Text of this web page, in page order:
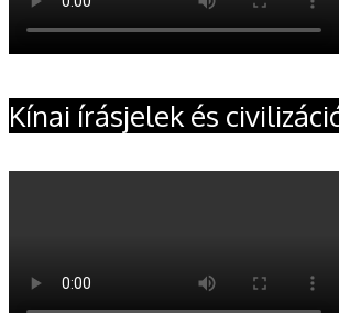
Kínai írásjelek és